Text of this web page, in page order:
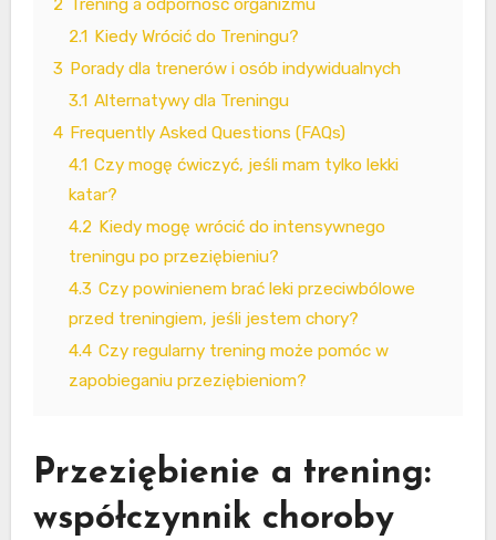
2 Trening a odporność organizmu
2.1
Kiedy Wrócić do Treningu?
3 Porady dla trenerów i osób indywidualnych
3.1 Alternatywy dla Treningu
4 Frequently Asked Questions (FAQs)
4.1 Czy mogę ćwiczyć, jeśli mam tylko lekki
katar?
4.2 Kiedy mogę wrócić do intensywnego
treningu po przeziębieniu?
4.3 Czy powinienem brać leki przeciwbólowe
przed treningiem, jeśli jestem chory?
4.4 Czy regularny trening może pomóc w
zapobieganiu przeziębieniom?
Przeziębienie a trening:
współczynnik choroby